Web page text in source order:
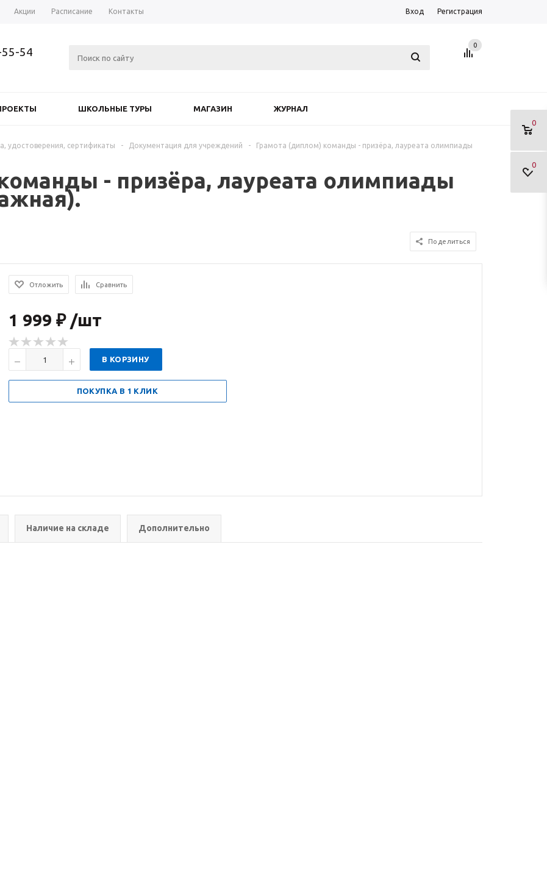
Акции Расписание Контакты Вход Регистрация
54 0
0
0
ШКОЛЬНЫЕ ТУРЫ МАГАЗИН ЖУРНАЛ
удостоверения, сертификаты - Документация для учреждений -
Грамота (диплом) команды - призёра, лауреата олимпиады
- призёра, лауреата олимпиады
Поделиться
Отложить Сравнить
1 999 ₽ /шт
В КОРЗИНУ
ПОКУПКА В 1 КЛИК
Наличие на складе Дополнительно